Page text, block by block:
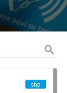
shp